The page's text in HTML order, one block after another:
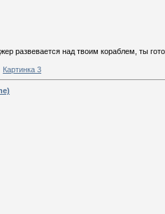
развевается над твоим кораблем, ты
Картинка 3